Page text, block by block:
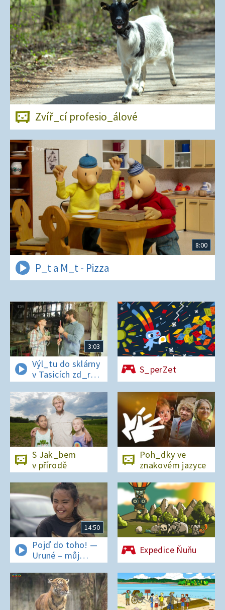
Zvíř_cí profesio_álové
8:00
P_t a M_t - Pizza
3:03
Výl_tu do sklárny
v Tasicích zd_r
a Čern_bílovi
zm_r!
S_perZet
S Jak_bem
v přírodě
Poh_dky ve
znakovém jazyce
14:50
Pojď do toho! —
Uruné – můj
horský koník
Expedice Ňuňu